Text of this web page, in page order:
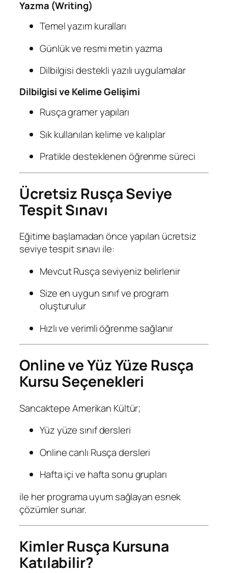
Yazma (Writing)
Temel yazım kuralları
Günlük ve resmi metin yazma
Dilbilgisi destekli yazılı uygulamalar
Dilbilgisi ve Kelime Gelişimi
Rusça gramer yapıları
Sık kullanılan kelime ve kalıplar
Pratikle desteklenen öğrenme süreci
Ücretsiz Rusça Seviye
Tespit Sınavı
Eğitime başlamadan önce yapılan ücretsiz
seviye tespit sınavı ile:
Mevcut Rusça seviyeniz belirlenir
Size en uygun sınıf ve program
oluşturulur
Hızlı ve verimli öğrenme sağlanır
Online ve Yüz Yüze Rusça
Kursu Seçenekleri
Sancaktepe Amerikan Kültür;
Yüz yüze sınıf dersleri
Online canlı Rusça dersleri
Hafta içi ve hafta sonu grupları
ile her programa uyum sağlayan esnek
çözümler sunar.
Kimler Rusça Kursuna
Katılabilir?